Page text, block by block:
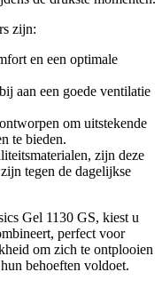
zijn:
en een optimale
aan een goede ventilatie
om uitstekende
te bieden.
zijn deze
tegen de dagelijkse
Gel 1130 GS, kiest u
perfect voor
om zich te ontplooien
behoeften voldoet.